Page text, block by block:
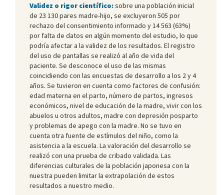
Validez o rigor científico:sobre una población inicial
de 23 130 pares madre-hijo, se excluyeron 505 por
rechazo del consentimiento informado y 14 563 (63%)
por falta de datos en algún momento del estudio, lo que
podría afectar a la validez de los resultados. El registro
del uso de pantallas se realizó al año de vida del
paciente. Se desconoce el uso de las mismas
coincidiendo con las encuestas de desarrollo a los 2 y 4
años. Se tuvieron en cuenta como factores de confusión:
edad materna en el parto, número de partos, ingresos
económicos, nivel de educación de la madre, vivir con los
abuelos u otros adultos, madre con depresión posparto
y problemas de apego con la madre. No se tuvo en
cuenta otra fuente de estímulos del niño, como la
asistencia a la escuela. La valoración del desarrollo se
realizó con una prueba de cribado validada. Las
diferencias culturales de la población japonesa con la
nuestra pueden limitar la extrapolación de estos
resultados a nuestro medio.